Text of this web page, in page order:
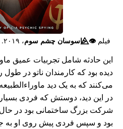
فیلم👁️⃤جاسوسان چشم سوم، ۲۰۱۹. تماشا در
این حادثه شامل تجربیات عمیق
دیده بود که کارمندان ناتو در
می‌کنند که به یک دید
در این دید، دوستش که فردی
شرکت بزرگ ساختمانی بود در حال
بود و سپس فردی پیش روی او به